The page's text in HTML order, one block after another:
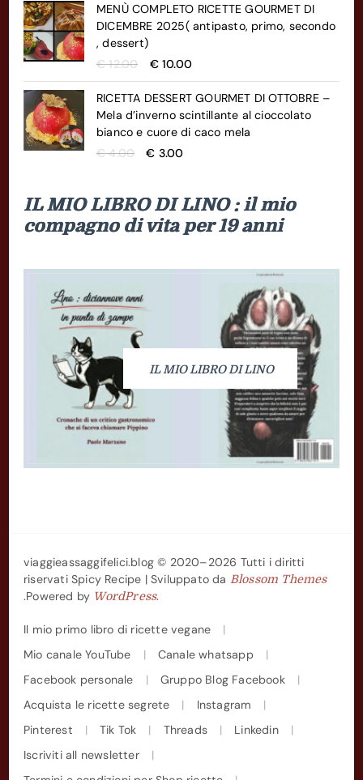
originale
era:
€ 4.00.
attuale
è:
€ 3.00.
MENÙ COMPLETO RICETTE GOURMET DI
DICEMBRE 2025( antipasto, primo, secondo
, dessert)
€12.00
prezzo
originale
era:
€ 12.00.
€10.00Il
prezzo
attuale
è:
€ 10.00.
RICETTA DESSERT GOURMET DI OTTOBRE –
Mela d’inverno scintillante al cioccolato
bianco e cuore di caco mela
€4.00
era:
€ 4.00.
€ 3.00Il
è:
€ 3.00.
IL MIO LIBRO DI LINO : il mio
compagno di vita per 19 anni
IL MIO LIBRO DI LINO
viaggieassaggifelici.blog © 2020–2026 Tutti i diritti
riservatiSpicy Recipe | Sviluppato da Blossom Themes
.Powered by WordPress.
Il mio primo libro di ricette vegane
Mio canale YouTube
Canale whatsapp
Facebook personale
Gruppo Blog Facebook
Acquista le ricette segrete
Instagram
Pinterest
Tik Tok Threads
Linkedin
Iscriviti all newsletter